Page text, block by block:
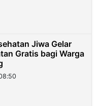
Jiwa Gelar
Gratis bagi Warga